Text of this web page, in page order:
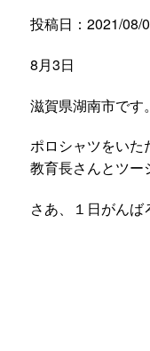
投稿日：2021/08/
8月3日
滋賀県湖南市です。
ポロシャツをいた
教育長さんとツー
さあ、１日がんば